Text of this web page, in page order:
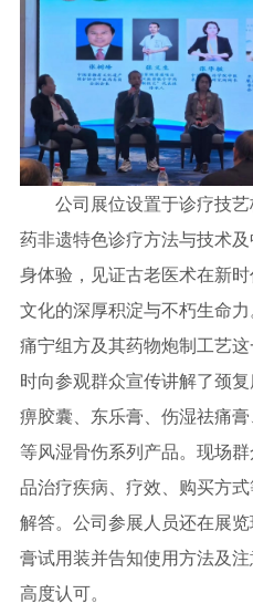
公司展位设置于诊疗技
药非遗特色诊疗方法与技术
身体验，见证古老医术在新
文化的深厚积淀与不朽生命
痛宁组方及其药物炮制工艺
时向参观群众宣传讲解了颈
痹胶囊、东乐膏、伤湿祛痛
等风湿骨伤系列产品。现场
品治疗疾病、疗效、购买方
解答。公司参展人员还在展
膏试用装并告知使用方法及
高度认可。